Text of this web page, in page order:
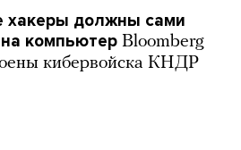
хакеры должны сами
компьютер Bloomberg
кибервойска КНДР